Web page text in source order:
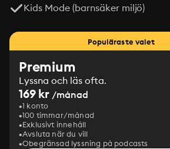
Kids Mode (barnsäker miljö)
Populäraste valet
Premium
Lyssna och läs ofta.
169 kr /månad
1 konto
100 timmar/månad
Exklusivt innehåll
Avsluta när du vill
Obegränsad lyssning på podcasts